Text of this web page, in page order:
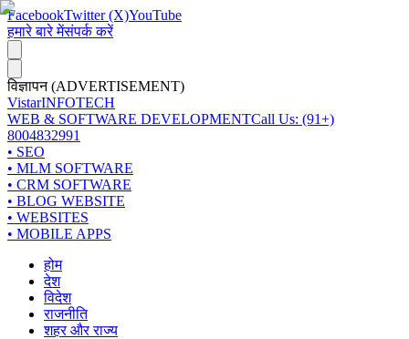
FacebookTwitter (X)YouTube
हमारे बारे मेंसंपर्क करें
विज्ञापन (ADVERTISEMENT)
VistarINFOTECH
WEB & SOFTWARE DEVELOPMENTCall Us: (91+)
8004832991
• SEO
• MLM SOFTWARE
• CRM SOFTWARE
• BLOG WEBSITE
• WEBSITES
• MOBILE APPS
होम
देश
विदेश
राजनीति
शहर और राज्य